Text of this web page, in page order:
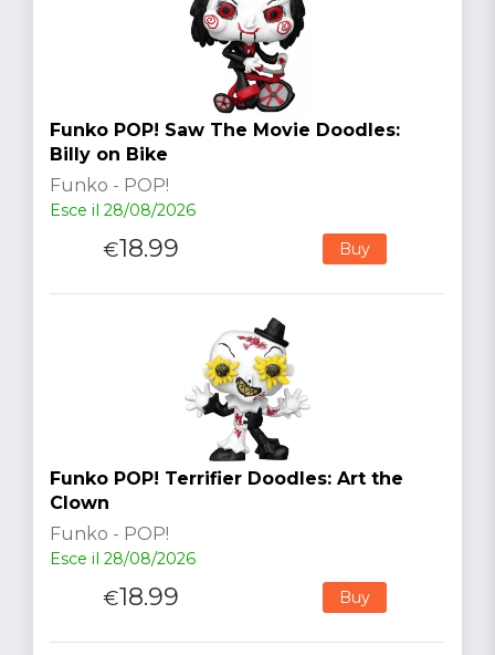
Funko POP! Saw The Movie Doodles:
Billy on Bike
Funko - POP!
Esce il 28/08/2026
€18.99 Buy
Funko POP! Terrifier Doodles: Art the
Clown
Funko - POP!
Esce il 28/08/2026
€18.99 Buy